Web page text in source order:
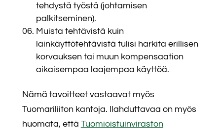
tehdystä työstä (johtamisen
palkitseminen).
Muista tehtävistä kuin
lainkäyttötehtävistä tulisi harkita erillisen
korvauksen tai muun kompensaation
aikaisempaa laajempaa käyttöä.
Nämä tavoitteet vastaavat myös
Tuomariliiton kantoja. Ilahduttavaa on myös
huomata, että Tuomioistuinviraston